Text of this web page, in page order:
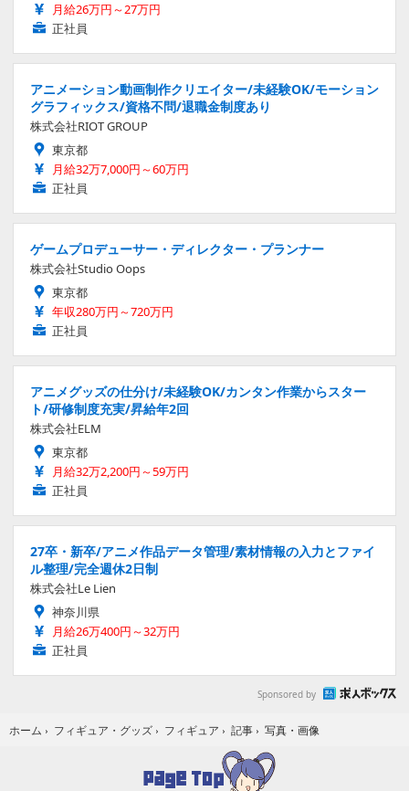
月給26万円～27万円
正社員
アニメーション動画制作クリエイター/未経験OK/モーション
グラフィックス/資格不問/退職金制度あり
株式会社RIOT GROUP
東京都
月給32万7,000円～60万円
正社員
ゲームプロデューサー・ディレクター・プランナー
株式会社Studio Oops
東京都
年収280万円～720万円
正社員
アニメグッズの仕分け/未経験OK/カンタン作業からスター
ト/研修制度充実/昇給年2回
株式会社ELM
東京都
月給32万2,200円～59万円
正社員
27卒・新卒/アニメ作品データ管理/素材情報の入力とファイ
ル整理/完全週休2日制
株式会社Le Lien
神奈川県
月給26万400円～32万円
正社員
Sponsored by
ホーム › フィギュア・グッズ › フィギュア › 記事 › 写真・画像